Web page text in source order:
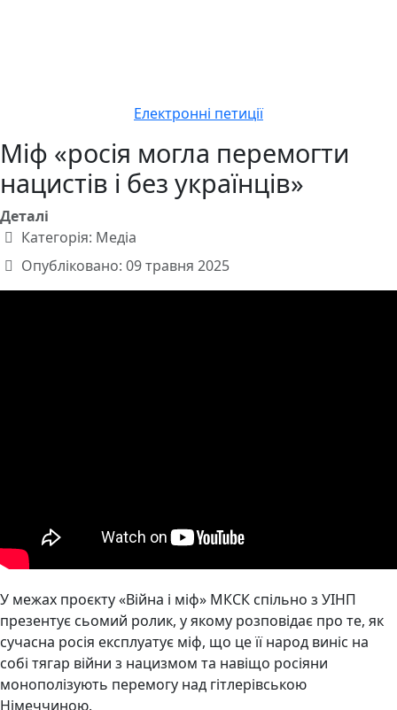
Електронні петиції
Міф «росія могла перемогти
нацистів і без українців»
Деталі
Категорія: Медіа
Опубліковано: 09 травня 2025
У межах проєкту «Війна і міф» МКСК спільно з УІНП
презентує сьомий ролик, у якому розповідає про те, як
сучасна росія експлуатує міф, що це її народ виніс на
собі тягар війни з нацизмом та навіщо росіяни
монополізують перемогу над гітлерівською
Німеччиною.